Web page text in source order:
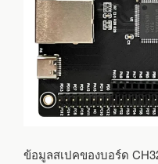
ข้อมูลสเปคของบอร์ด